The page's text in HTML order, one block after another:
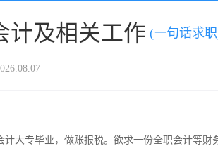
计及相关工作 (一句话求
计大专毕业，做账报税。欲求一份全职会计等财